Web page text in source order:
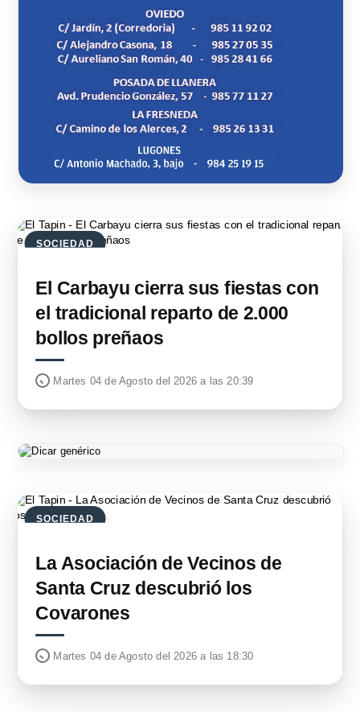
SOCIEDAD
El Carbayu cierra sus fiestas con
el tradicional reparto de 2.000
bollos preñaos
Martes 04 de Agosto del 2026 a las 20:39
SOCIEDAD
La Asociación de Vecinos de
Santa Cruz descubrió los
Covarones
Martes 04 de Agosto del 2026 a las 18:30